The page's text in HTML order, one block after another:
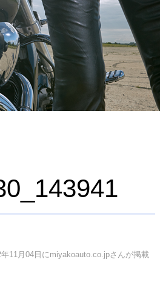
年11月04日にmiyakoauto.co.jpさんが掲載